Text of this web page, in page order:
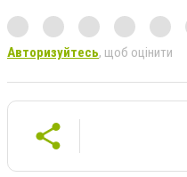
Авторизуйтесь, щоб оцінити